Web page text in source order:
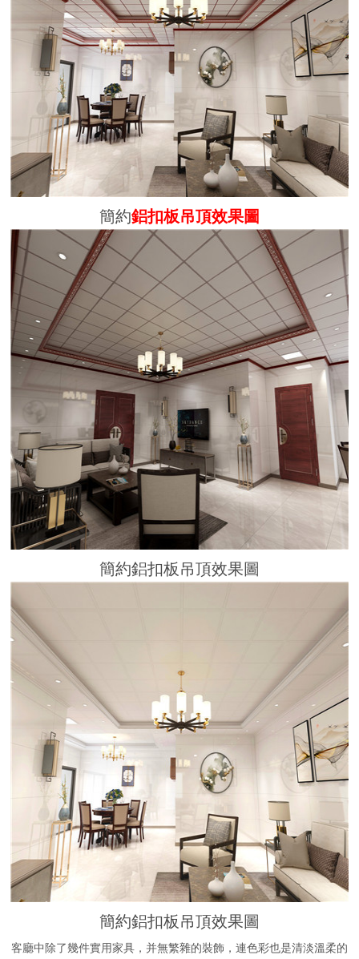
簡約鋁扣板吊頂效果圖
簡約鋁扣板吊頂效果圖
簡約鋁扣板吊頂效果圖
客廳中除了幾件實用家具，并無繁雜的裝飾，連色彩也是清淡溫柔的